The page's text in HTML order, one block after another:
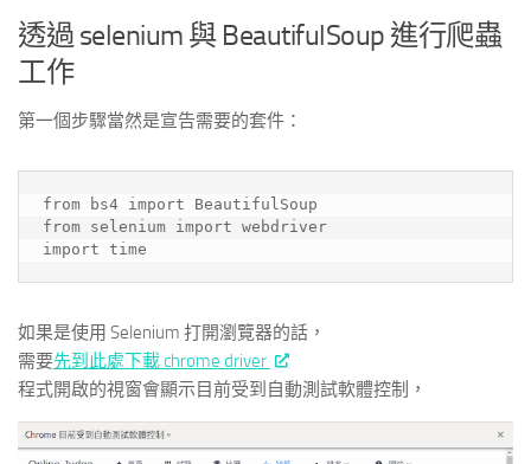
透過 selenium 與 BeautifulSoup 進行爬蟲
工作
第一個步驟當然是宣告需要的套件：
from bs4 import BeautifulSoup
from selenium import webdriver
import time
如果是使用 Selenium 打開瀏覽器的話，
需要先到此處下載 chrome driver
程式開啟的視窗會顯示目前受到自動測試軟體控制，